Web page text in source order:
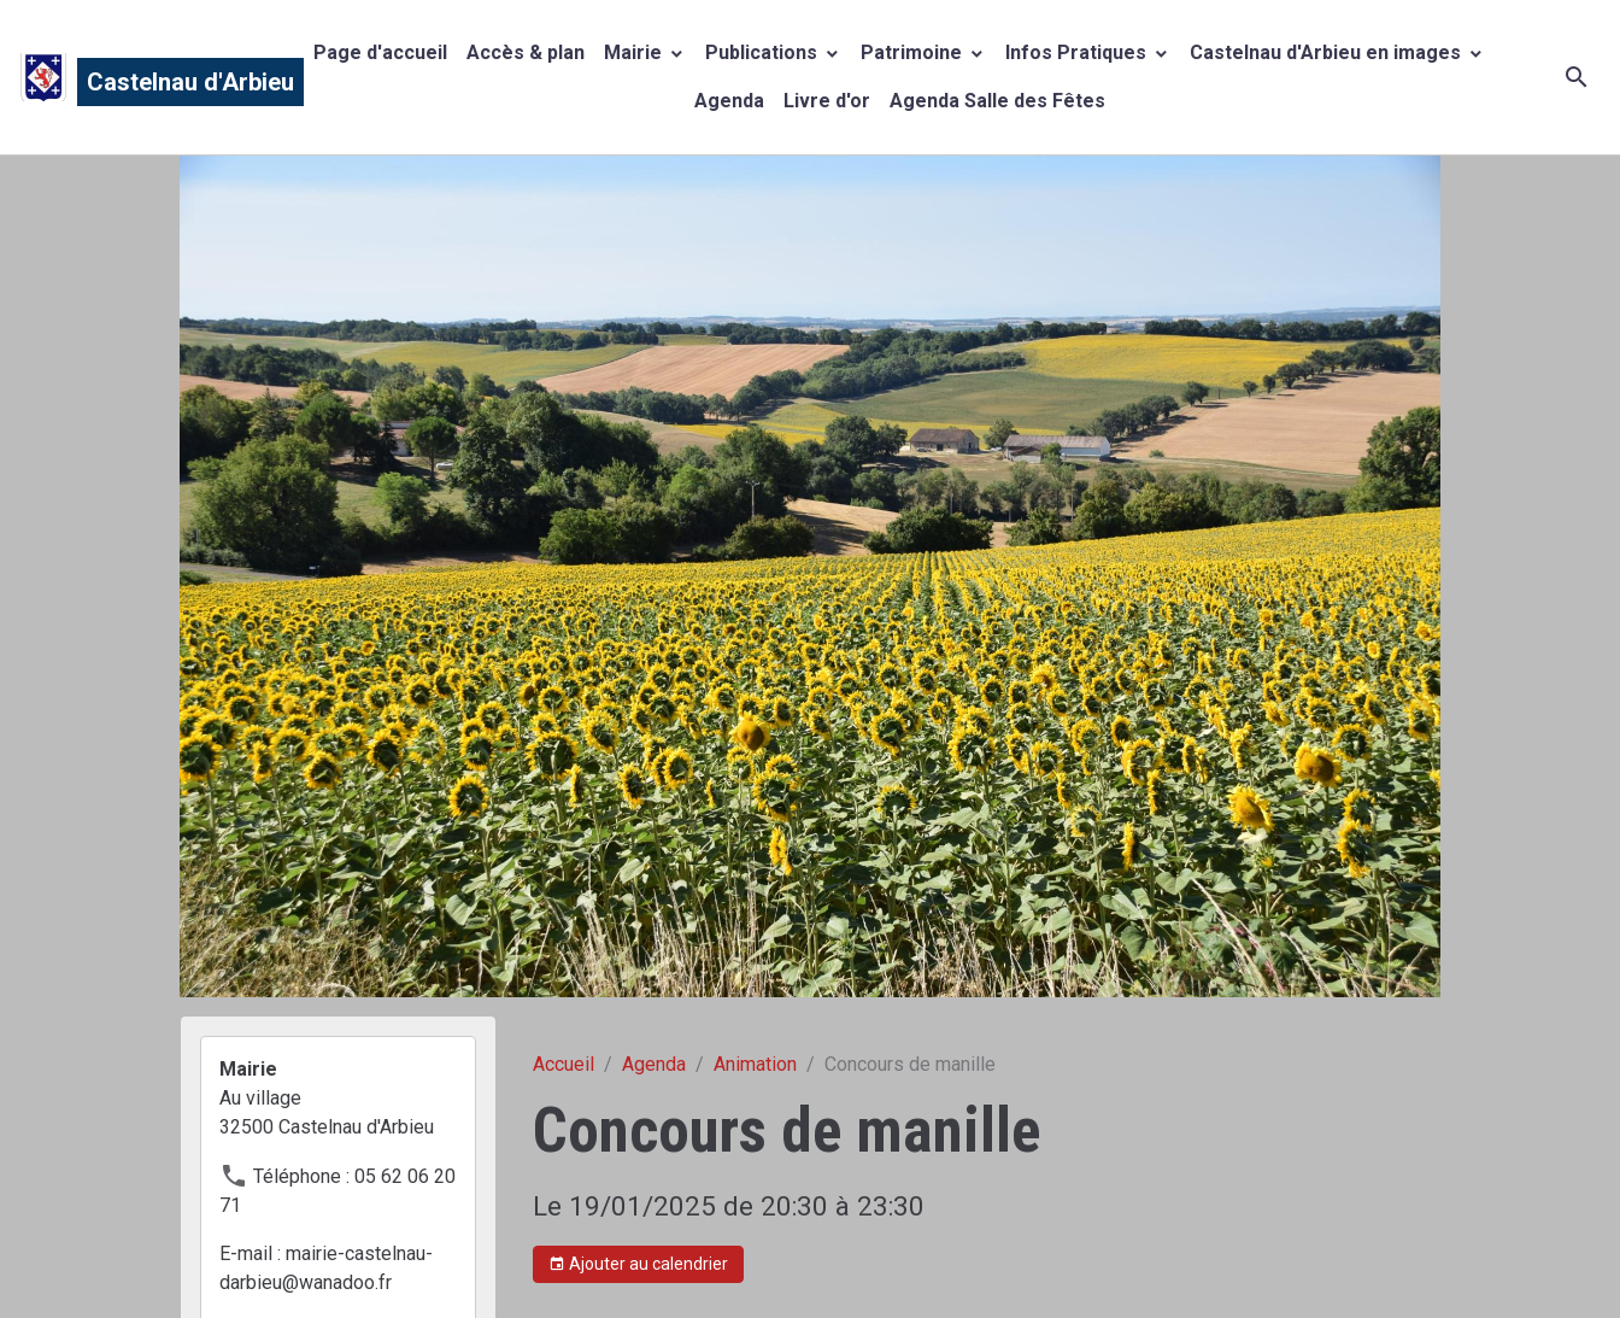
Castelnau d'Arbieu
Page d'accueil Accès & plan Mairie Publications Patrimoine Infos Pratiques Castelnau d'Arbieu en images
Agenda Livre d'or Agenda Salle des Fêtes
Accueil Agenda Animation Concours de manille
Concours de manille
Le 19/01/2025 de 20:30 à 23:30
Ajouter au calendrier
Mairie
Au village
32500 Castelnau d'Arbieu
Téléphone : 05 62 06 20
71
E-mail : mairie-castelnau-
darbieu@wanadoo.fr